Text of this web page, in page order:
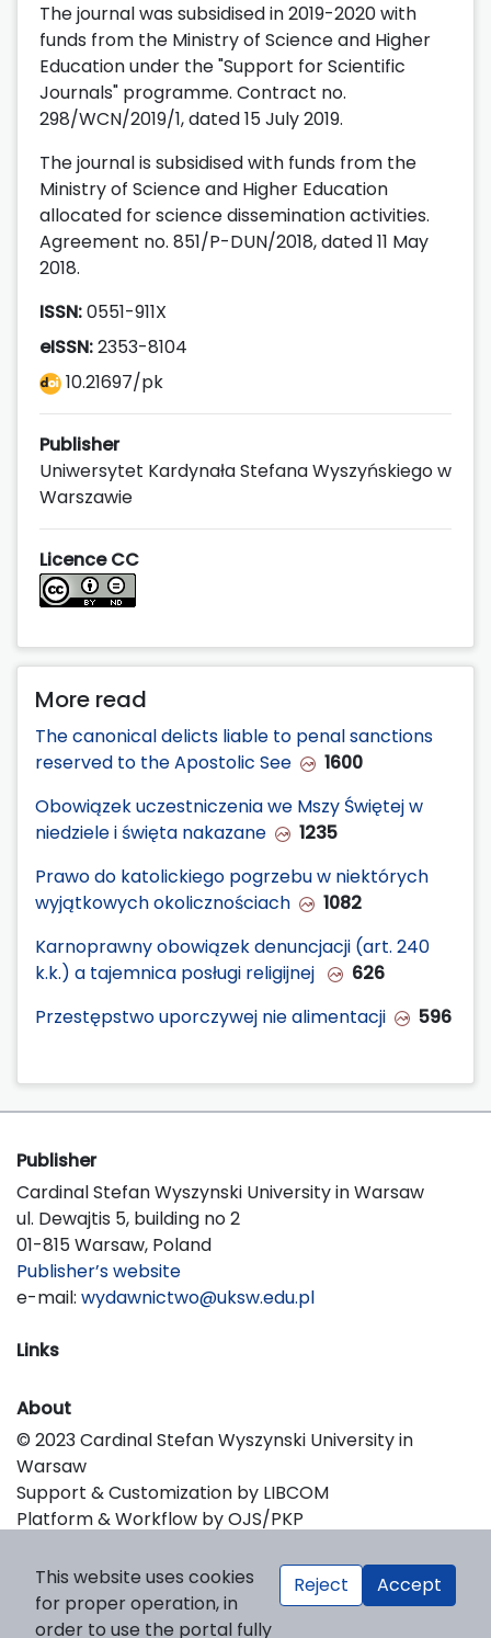
The journal was subsidised in 2019-2020 with
funds from the Ministry of Science and Higher
Education under the "Support for Scientific
Journals" programme. Contract no.
298/WCN/2019/1, dated 15 July 2019.
The journal is subsidised with funds from the
Ministry of Science and Higher Education
allocated for science dissemination activities.
Agreement no. 851/P-DUN/2018, dated 11 May
2018.
ISSN:0551-911X
eISSN:2353-8104
10.21697/pk
Publisher
Uniwersytet Kardynała Stefana Wyszyńskiego w
Warszawie
Licence CC
More read
The canonical delicts liable to penal sanctions
reserved to the Apostolic See
1600
Obowiązek uczestniczenia we Mszy Świętej w
niedziele i święta nakazane
1235
Prawo do katolickiego pogrzebu w niektórych
wyjątkowych okolicznościach
1082
Karnoprawny obowiązek denuncjacji (art. 240
k.k.) a tajemnica posługi religijnej
626
Przestępstwo uporczywej nie alimentacji
596
Publisher
Cardinal Stefan Wyszynski University in Warsaw
ul. Dewajtis 5, building no 2
01-815 Warsaw, Poland
Publisher’s website
e-mail: wydawnictwo@uksw.edu.pl
Links
About
© 2023 Cardinal Stefan Wyszynski University in
Warsaw
Support & Customization by LIBCOM
Platform & Workflow by OJS/PKP
This website uses cookies
for proper operation, in
order to use the portal fully
Reject Accept